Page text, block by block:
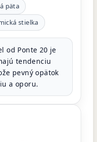
päta
stielka
od Ponte 20 je
tendenciu
pevný opätok
a oporu.